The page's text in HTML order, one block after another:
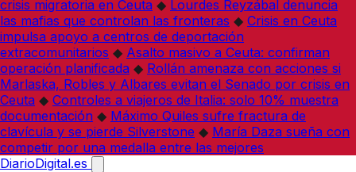
crisis migratoria en Ceuta ◆ Lourdes Reyzábal denuncia
las mafias que controlan las fronteras ◆ Crisis en Ceuta
impulsa apoyo a centros de deportación
extracomunitarios ◆ Asalto masivo a Ceuta: confirman
operación planificada ◆ Rollán amenaza con acciones si
Marlaska, Robles y Albares evitan el Senado por crisis en
Ceuta ◆ Controles a viajeros de Italia: solo 10% muestra
documentación ◆ Máximo Quiles sufre fractura de
clavícula y se pierde Silverstone ◆ María Daza sueña con
competir por una medalla entre las mejores
DiarioDigital.es